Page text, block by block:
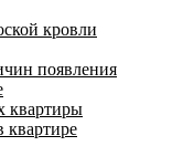
кровли
появления
квартиры
квартире